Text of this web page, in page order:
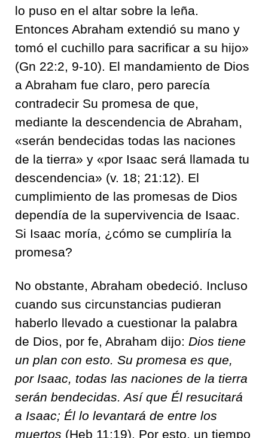
lo puso en el altar sobre la leña.
Entonces Abraham extendió su mano y
tomó el cuchillo para sacrificar a su hijo»
(Gn 22:2, 9-10). El mandamiento de Dios
a Abraham fue claro, pero parecía
contradecir Su promesa de que,
mediante la descendencia de Abraham,
«serán bendecidas todas las naciones
de la tierra» y «por Isaac será llamada tu
descendencia» (v. 18; 21:12). El
cumplimiento de las promesas de Dios
dependía de la supervivencia de Isaac.
Si Isaac moría, ¿cómo se cumpliría la
promesa?
No obstante, Abraham obedeció. Incluso
cuando sus circunstancias pudieran
haberlo llevado a cuestionar la palabra
de Dios, por fe, Abraham dijo: Dios tiene
un plan con esto. Su promesa es que,
por Isaac, todas las naciones de la tierra
serán bendecidas. Así que Él resucitará
a Isaac; Él lo levantará de entre los
muertos (Heb 11:19). Por esto, un tiempo